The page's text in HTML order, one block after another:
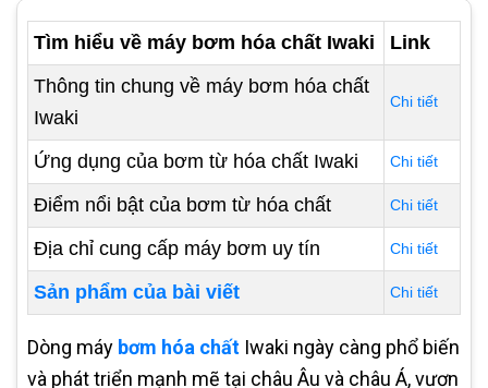
Tìm hiểu về máy bơm hóa chất Iwaki
Link
Thông tin chung về máy bơm hóa chất
Iwaki
Chi tiết
Ứng dụng của bơm từ hóa chất Iwaki Chi tiết
Điểm nổi bật của bơm từ hóa chất Chi tiết
Địa chỉ cung cấp máy bơm uy tín Chi tiết
Sản phẩm của bài viết Chi tiết
Dòng máy bơm hóa chất Iwaki ngày càng phổ biến
và phát triển mạnh mẽ tại châu Âu và châu Á, vươn